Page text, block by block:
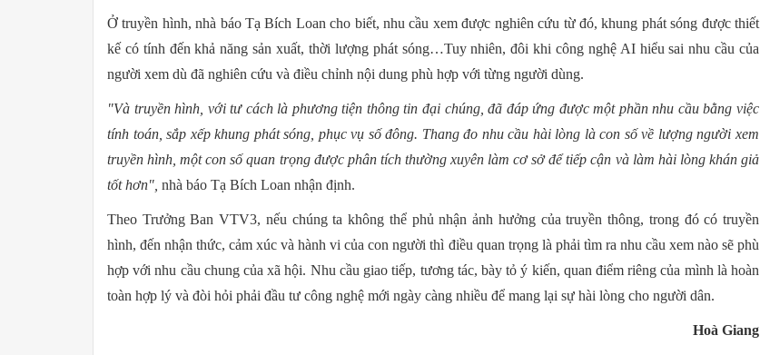
Ở truyền hình, nhà báo Tạ Bích Loan cho biết, nhu cầu xem được nghiên cứu từ đó, khung phát sóng được thiết
kế có tính đến khả năng sản xuất, thời lượng phát sóng…Tuy nhiên, đôi khi công nghệ AI hiểu sai nhu cầu của
người xem dù đã nghiên cứu và điều chỉnh nội dung phù hợp với từng người dùng.
"Và truyền hình, với tư cách là phương tiện thông tin đại chúng, đã đáp ứng được một phần nhu cầu bằng việc
tính toán, sắp xếp khung phát sóng, phục vụ số đông. Thang đo nhu cầu hài lòng là con số về lượng người xem
truyền hình, một con số quan trọng được phân tích thường xuyên làm cơ sở để tiếp cận và làm hài lòng khán giả
tốt hơn", nhà báo Tạ Bích Loan nhận định.
Theo Trưởng Ban VTV3, nếu chúng ta không thể phủ nhận ảnh hưởng của truyền thông, trong đó có truyền
hình, đến nhận thức, cảm xúc và hành vi của con người thì điều quan trọng là phải tìm ra nhu cầu xem nào sẽ phù
hợp với nhu cầu chung của xã hội. Nhu cầu giao tiếp, tương tác, bày tỏ ý kiến, quan điểm riêng của mình là hoàn
toàn hợp lý và đòi hỏi phải đầu tư công nghệ mới ngày càng nhiều để mang lại sự hài lòng cho người dân.
Hoà Giang